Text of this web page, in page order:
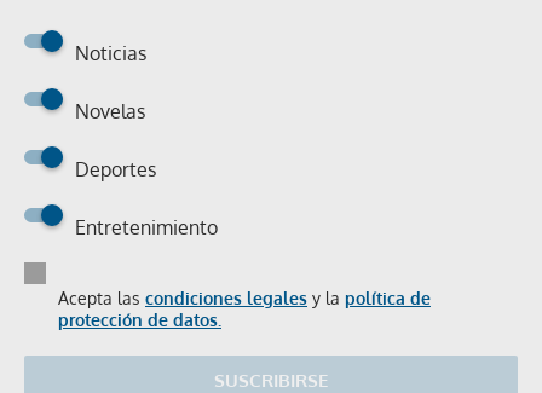
Noticias
Novelas
Deportes
Entretenimiento
Acepta las condiciones legales y la política de
protección de datos.
SUSCRIBIRSE